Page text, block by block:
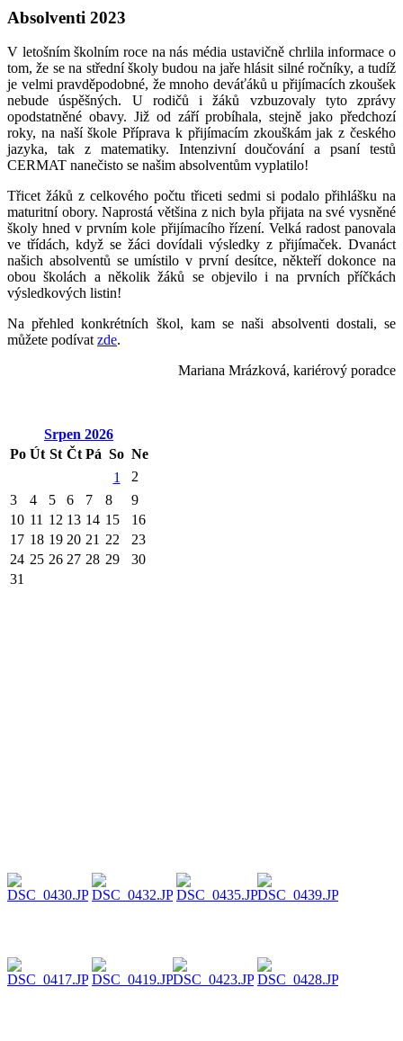
Absolventi 2023
V letošním školním roce na nás média ustavičně chrlila informace o
tom, že se na střední školy budou na jaře hlásit silné ročníky, a tudíž
je velmi pravděpodobné, že mnoho deváťáků u přijímacích zkoušek
nebude úspěšných. U rodičů i žáků vzbuzovaly tyto zprávy
opodstatněné obavy. Již od září probíhala, stejně jako předchozí
roky, na naší škole Příprava k přijímacím zkouškám jak z českého
jazyka, tak z matematiky. Intenzivní doučování a psaní testů
CERMAT nanečisto se našim absolventům vyplatilo!
Třicet žáků z celkového počtu třiceti sedmi si podalo přihlášku na
maturitní obory. Naprostá většina z nich byla přijata na své vysněné
školy hned v prvním kole přijímacího řízení. Velká radost panovala
ve třídách, když se žáci dovídali výsledky z přijímaček. Dvanáct
našich absolventů se umístilo v první desítce, někteří dokonce na
obou školách a několik žáků se objevilo i na prvních příčkách
výsledkových listin!
Na přehled konkrétních škol, kam se naši absolventi dostali, se
můžete podívatzde.
Mariana Mrázková, kariérový poradce
Srpen 2026
Po Út St Čt Pá So Ne
1
2
3
4 5 6 7 8
9
10 11 12 13 14 15
16
17 18 19 20 21 22
23
24 25 26 27 28 29
30
31